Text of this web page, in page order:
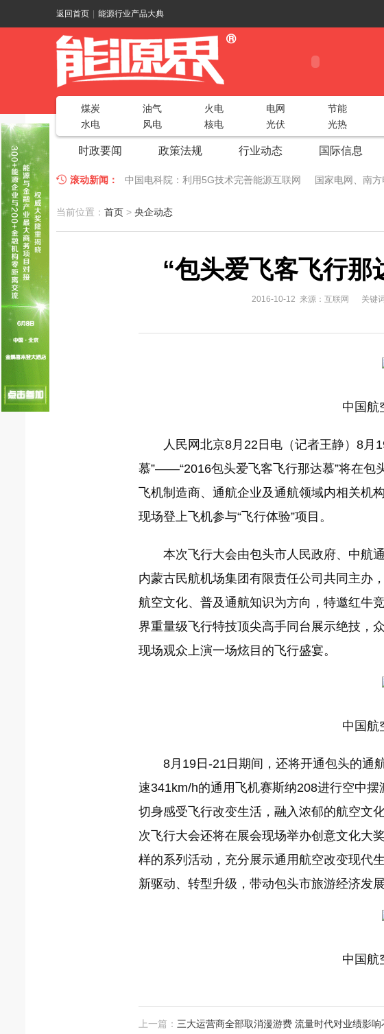
返回首页 能源行业产品大典
煤炭 油气 火电 电网 节能
水电
风电 核电 光伏 光热
时政要闻 政策法规 行业动态 国际信息
滚动新闻： 中国电科院：利用5G技术完善能源互联网 国家电网、南
江苏车牛山岛智能微电网验收投运
因储能而智慧，为储能而创新——第五届国际储能峰会重磅
低温冷凝技术助力大气污染防治，打造清洁型绿色工业 广
当前位置： 首页 > 央企动态
“包头爱飞客飞行那
2016-10-12 来源：互联网 关键
中国航
人民网北京8月22日电（记者王静）8月
慕”——“2016包头爱飞客飞行那达慕”将在包
飞机制造商、通航企业及通航领域内相关机
现场登上飞机参与“飞行体验”项目。
本次飞行大会由包头市人民政府、中航
内蒙古民航机场集团有限责任公司共同主办
航空文化、普及通航知识为方向，特邀红牛
界重量级飞行特技顶尖高手同台展示绝技，
现场观众上演一场炫目的飞行盛宴。
中国航
8月19日-21日期间，还将开通包头的通
速341km/h的通用飞机赛斯纳208进行空中
切身感受飞行改变生活，融入浓郁的航空文
次飞行大会还将在展会现场举办创意文化大
样的系列活动，充分展示通用航空改变现代
新驱动、转型升级，带动包头市旅游经济发
中国航
上一篇： 三大运营商全部取消漫游费 流量时代对业绩影响